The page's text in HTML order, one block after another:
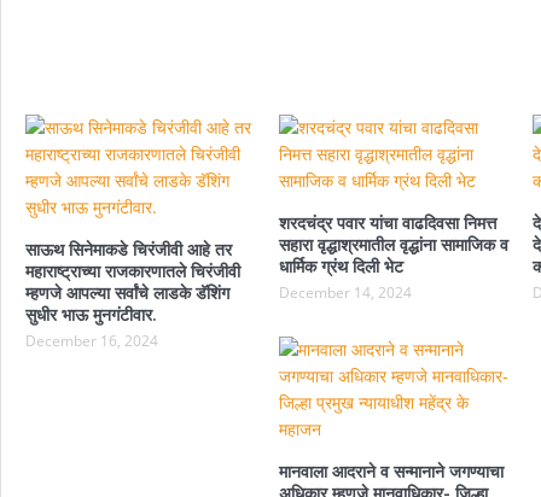
साऊथ सिनेमाकडे चिरंजीवी आहे तर
महाराष्ट्राच्या राजकारणातले चिरंजीवी
म्हणजे आपल्या सर्वांचे लाडके डॅशिंग
सुधीर भाऊ मुनगंटीवार.
December 16, 2024
शरदचंद्र पवार यांचा वाढदिवसा निमत्त
सहारा वृद्धाश्रमातील वृद्धांना सामाजिक व
धार्मिक ग्रंथ दिली भेट
December 14, 2024
मानवाला आदराने व सन्मानाने जगण्याचा